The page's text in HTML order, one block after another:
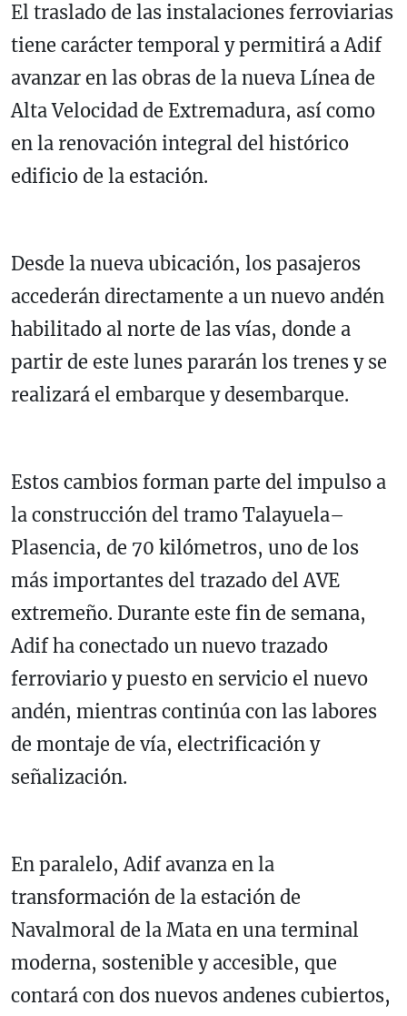
El traslado de las instalaciones ferroviarias
tiene carácter temporal y permitirá a Adif
avanzar en las obras de la nueva Línea de
Alta Velocidad de Extremadura, así como
en la renovación integral del histórico
edificio de la estación.
Desde la nueva ubicación, los pasajeros
accederán directamente a un nuevo andén
habilitado al norte de las vías, donde a
partir de este lunes pararán los trenes y se
realizará el embarque y desembarque.
Estos cambios forman parte del impulso a
la construcción del tramo Talayuela–
Plasencia, de 70 kilómetros, uno de los
más importantes del trazado del AVE
extremeño. Durante este fin de semana,
Adif ha conectado un nuevo trazado
ferroviario y puesto en servicio el nuevo
andén, mientras continúa con las labores
de montaje de vía, electrificación y
señalización.
En paralelo, Adif avanza en la
transformación de la estación de
Navalmoral de la Mata en una terminal
moderna, sostenible y accesible, que
contará con dos nuevos andenes cubiertos,